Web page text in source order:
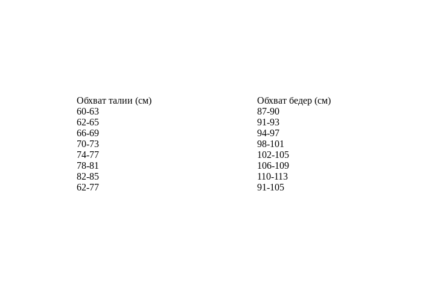
Обхват талии (см)
Обхват бедер (см)
60-63
87-90
62-65
91-93
66-69
94-97
70-73
98-101
74-77
102-105
78-81
106-109
82-85
110-113
62-77
91-105